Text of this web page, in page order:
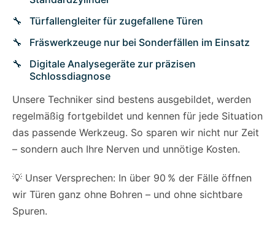
Türfallengleiter für zugefallene Türen
Fräswerkzeuge nur bei Sonderfällen im Einsatz
Digitale Analysegeräte zur präzisen
Schlossdiagnose
Unsere Techniker sind bestens ausgebildet, werden
regelmäßig fortgebildet und kennen für jede Situation
das passende Werkzeug. So sparen wir nicht nur Zeit
– sondern auch Ihre Nerven und unnötige Kosten.
💡 Unser Versprechen: In über 90 % der Fälle öffnen
wir Türen ganz ohne Bohren – und ohne sichtbare
Spuren.